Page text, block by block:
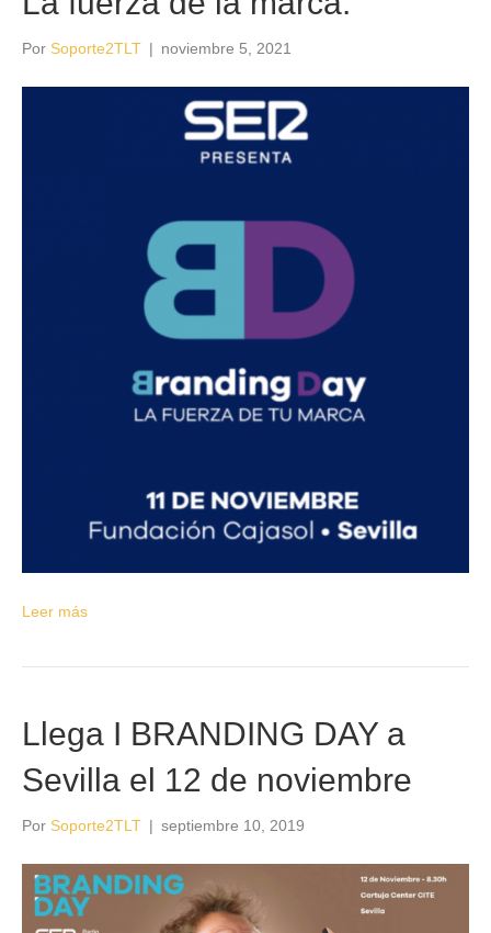
Por Soporte2TLT | noviembre 5, 2021
Leer más
Llega I BRANDING DAY a
Sevilla el 12 de noviembre
Por Soporte2TLT | septiembre 10, 2019